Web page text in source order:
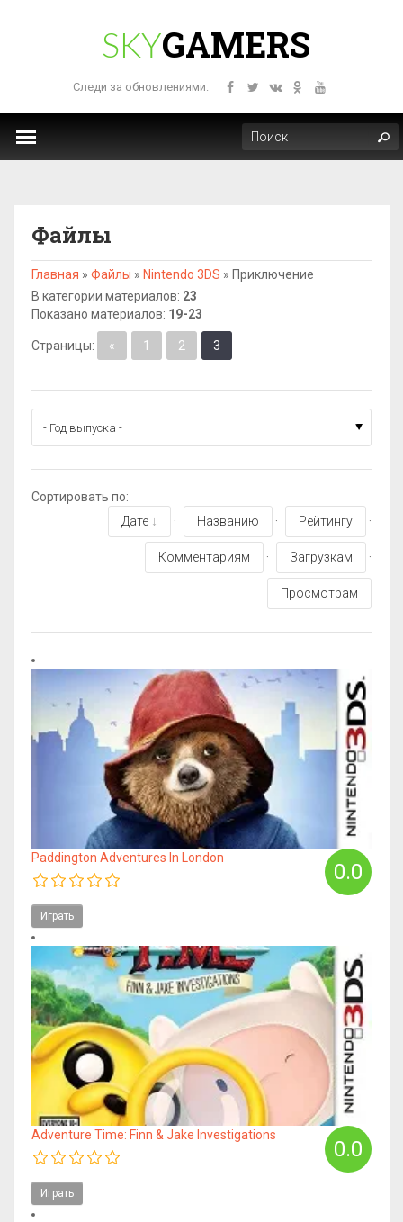
SKYGAMERS
Следи за обновлениями:
Файлы
Главная » Файлы » Nintendo 3DS » Приключение
В категории материалов: 23
Показано материалов: 19-23
Страницы: « 1 2 3
Сортировать по:
Дате
· Названию · Рейтингу ·
Комментариям · Загрузкам ·
Просмотрам
0.0
Paddington Adventures In London
Играть
0.0
Adventure Time: Finn & Jake Investigations
Играть